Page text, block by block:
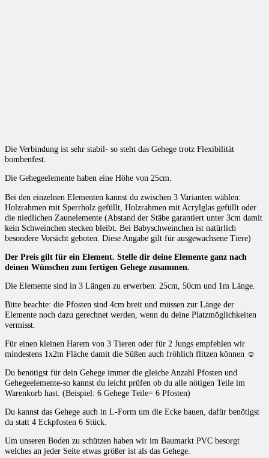
Die Verbindung ist sehr stabil- so steht das Gehege trotz Flexibilität
bombenfest.
Die Gehegeelemente haben eine Höhe von 25cm.
Bei den einzelnen Elementen kannst du zwischen 3 Varianten wählen:
Holzrahmen mit Sperrholz gefüllt, Holzrahmen mit Acrylglas gefüllt oder
die niedlichen Zaunelemente (Abstand der Stäbe garantiert unter 3cm damit
kein Schweinchen stecken bleibt. Bei Babyschweinchen ist natürlich
besondere Vorsicht geboten. Diese Angabe gilt für ausgewachsene Tiere)
Der Preis gilt für ein Element. Stelle dir deine Elemente ganz nach
deinen Wünschen zum fertigen Gehege zusammen.
Die Elemente sind in 3 Längen zu erwerben: 25cm, 50cm und 1m Länge.
Bitte beachte: die Pfosten sind 4cm breit und müssen zur Länge der
Elemente noch dazu gerechnet werden, wenn du deine Platzmöglichkeiten
vermisst.
Für einen kleinen Harem von 3 Tieren oder für 2 Jungs empfehlen wir
mindestens 1x2m Fläche damit die Süßen auch fröhlich flitzen können ☺
Du benötigst für dein Gehege immer die gleiche Anzahl Pfosten und
Gehegeelemente-so kannst du leicht prüfen ob du alle nötigen Teile im
Warenkorb hast. (Beispiel: 6 Gehege Teile= 6 Pfosten)
Du kannst das Gehege auch in L-Form um die Ecke bauen, dafür benötigst
du statt 4 Eckpfosten 6 Stück.
Um unseren Boden zu schützen haben wir im Baumarkt PVC besorgt
welches an jeder Seite etwas größer ist als das Gehege.